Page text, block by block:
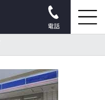
電話